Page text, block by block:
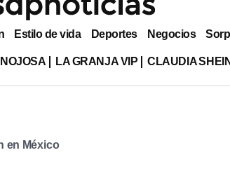
Estilo de vida Deportes Negocios
LA GRANJA VIP CLAUDIA
en México